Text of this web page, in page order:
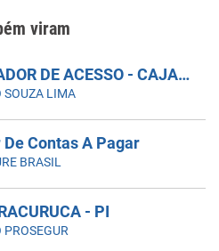
viram
CONTROLADOR DE ACESSO - CAJAMAR / POLVILHOS
SOUZA LIMA
Contas A Pagar
BRASIL
- PI
PROSEGUR